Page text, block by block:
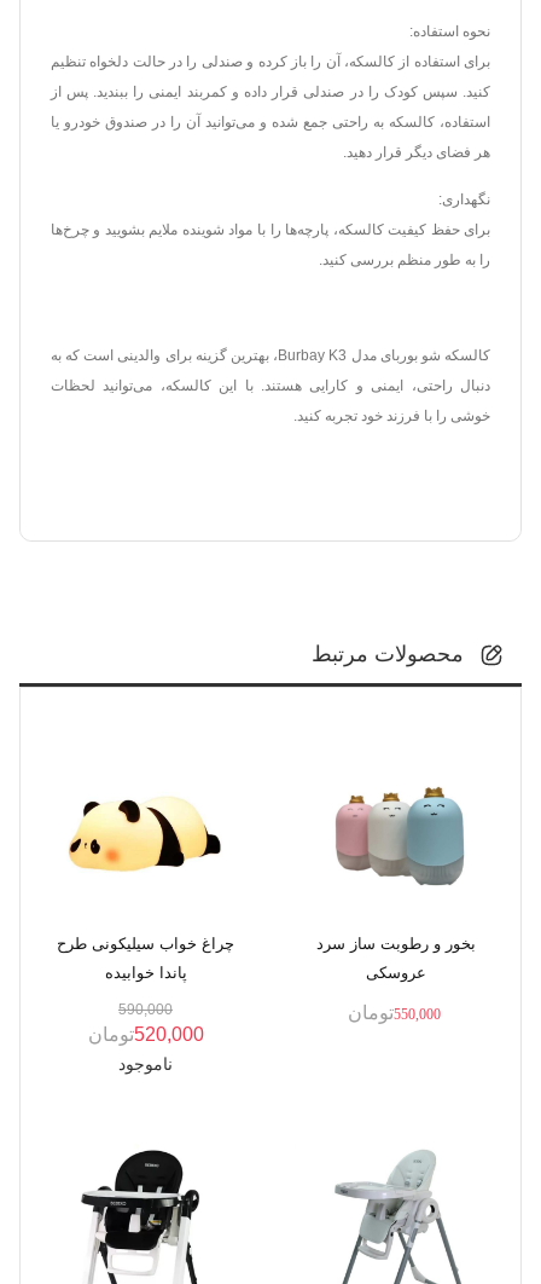
نحوه استفاده:
برای استفاده از کالسکه، آن را باز کرده و صندلی را در حالت دلخواه تنظیم
کنید. سپس کودک را در صندلی قرار داده و کمربند ایمنی را ببندید. پس از
استفاده، کالسکه به راحتی جمع شده و می‌توانید آن را در صندوق خودرو یا
هر فضای دیگر قرار دهید.
نگهداری:
برای حفظ کیفیت کالسکه، پارچه‌ها را با مواد شوینده ملایم بشویید و چرخ‌ها
را به طور منظم بررسی کنید.
کالسکه شو بوربای مدل Burbay K3، بهترین گزینه برای والدینی است که به
دنبال راحتی، ایمنی و کارایی هستند. با این کالسکه، می‌توانید لحظات
خوشی را با فرزند خود تجربه کنید.
محصولات مرتبط
بخور و رطوبت ساز سرد
عروسکی
550,000 تومان
چراغ خواب سیلیکونی طرح
پاندا خوابیده
590,000
520,000تومان
ناموجود